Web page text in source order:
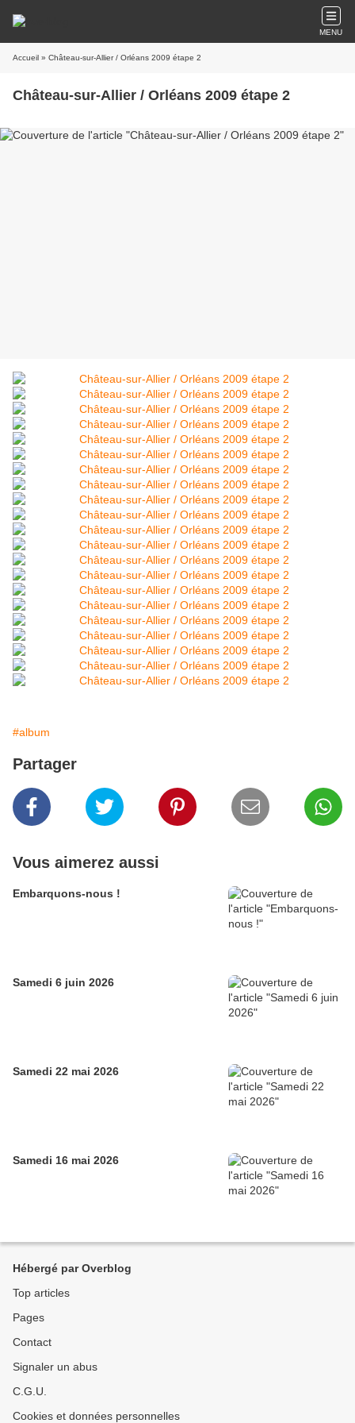
MENU
Accueil » Château-sur-Allier / Orléans 2009 étape 2
Château-sur-Allier / Orléans 2009 étape 2
#album
Partager
Vous aimerez aussi
Embarquons-nous !
Samedi 6 juin 2026
Samedi 22 mai 2026
Samedi 16 mai 2026
Hébergé par Overblog
Top articles
Pages
Contact
Signaler un abus
C.G.U.
Cookies et données personnelles